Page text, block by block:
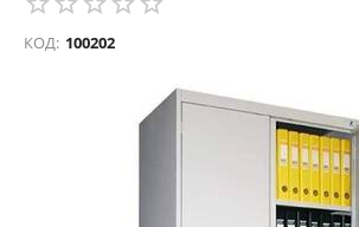
Архивные шкафы /
КОД: 100202